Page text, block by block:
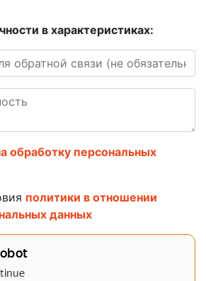
в характеристиках:
обработку персональных
политики в отношении
данных